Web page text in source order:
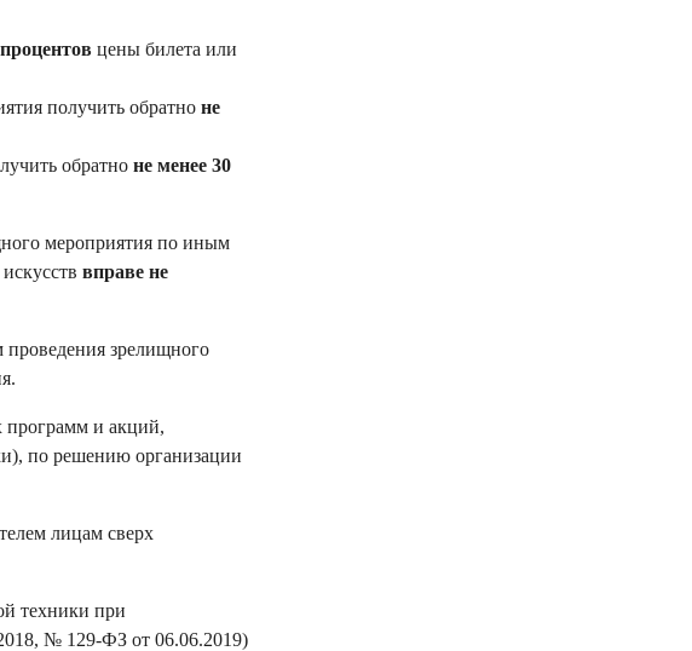
цены билета или
получить обратно не
обратно не менее 30
мероприятия по иным
вправе не
проведения зрелищного
программ и акций,
по решению организации
лицам сверх
техники при
№ 129-ФЗ от 06.06.2019)